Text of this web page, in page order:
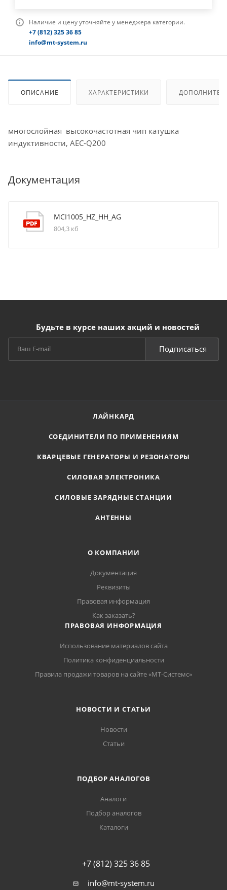
Наличие и цену уточняйте у менеджера категории.
+7 (812) 325 36 85
info@mt-system.ru
ОПИСАНИЕ ХАРАКТЕРИСТИКИ
многослойная высокочастотная чип катушка
индуктивности, AEC-Q200
Документация
MCI1005_HZ_HH_AG
804,3 кб
Будьте в курсе наших акций и новостей
Подписаться
ЛАЙНКАРД
СОЕДИНИТЕЛИ ПО ПРИМЕНЕНИЯМ
КВАРЦЕВЫЕ ГЕНЕРАТОРЫ И РЕЗОНАТОРЫ
СИЛОВАЯ ЭЛЕКТРОНИКА
СИЛОВЫЕ ЗАРЯДНЫЕ СТАНЦИИ
АНТЕННЫ
О КОМПАНИИ
Документация
Реквизиты
Правовая информация
Как заказать?
ПРАВОВАЯ ИНФОРМАЦИЯ
Использование материалов сайта
Политика конфиденциальности
Правила продажи товаров на сайте «МТ-Системс»
НОВОСТИ И СТАТЬИ
Новости
Статьи
ПОДБОР АНАЛОГОВ
Аналоги
Подбор аналогов
Каталоги
+7 (812) 325 36 85
info@mt-system.ru